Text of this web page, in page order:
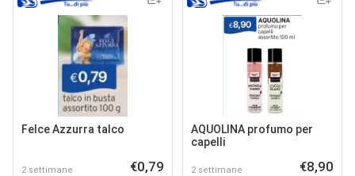
Felce Azzurra talco
2 settimane €0,79
AQUOLINA profumo per
capelli
2 settimane €8,90